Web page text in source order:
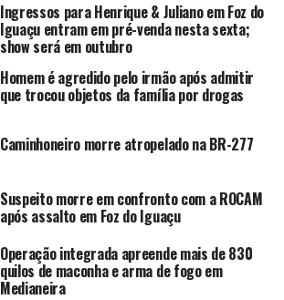
Ingressos para Henrique & Juliano em Foz do
Iguaçu entram em pré-venda nesta sexta;
show será em outubro
Homem é agredido pelo irmão após admitir
que trocou objetos da família por drogas
Caminhoneiro morre atropelado na BR-277
Suspeito morre em confronto com a ROCAM
após assalto em Foz do Iguaçu
Operação integrada apreende mais de 830
quilos de maconha e arma de fogo em
Medianeira